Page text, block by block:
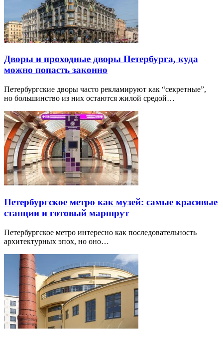
Дворы и проходные дворы Петербурга, куда
можно попасть законно
Петербургские дворы часто рекламируют как “секретные”,
но большинство из них остаются жилой средой…
Петербургское метро как музей: самые красивые
станции и готовый маршрут
Петербургское метро интересно как последовательность
архитектурных эпох, но оно…